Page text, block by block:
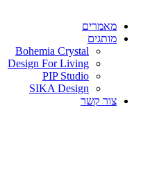
מאמרים
מותגים
Bohemia Crystal
Design For Living
PIP Studio
SIKA Design
צור קשר